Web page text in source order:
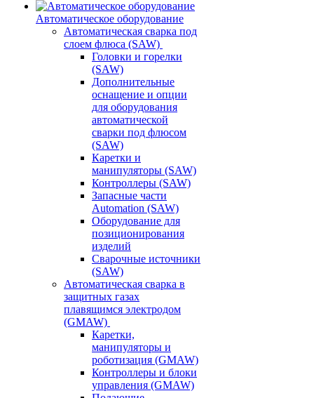
Автоматическое оборудование
Автоматическая сварка под
слоем флюса (SAW)
Головки и горелки
(SAW)
Дополнительные
оснащение и опции
для оборудования
автоматической
сварки под флюсом
(SAW)
Каретки и
манипуляторы (SAW)
Контроллеры (SAW)
Запасные части
Automation (SAW)
Оборудование для
позиционирования
изделий
Сварочные источники
(SAW)
Автоматическая сварка в
защитных газах
плавящимся электродом
(GMAW)
Каретки,
манипуляторы и
роботизация (GMAW)
Контроллеры и блоки
управления (GMAW)